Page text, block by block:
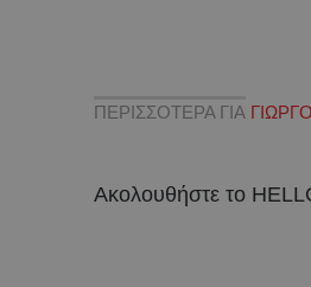
ΠΕΡΙΣΣΟΤΕΡΑ ΓΙΑ
Ακολουθήστε το